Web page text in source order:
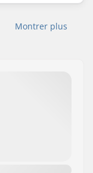
Montrer plus